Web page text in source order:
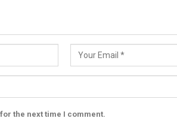
the next time I comment.